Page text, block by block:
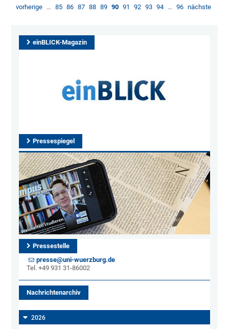
vorherige … 85 86 87 88 89 90 91 92 93 94 … 96 nächste
einBLICK-Magazin
Pressespiegel
Pressestelle
presse@uni-wuerzburg.de
Tel. +49 931 31-86002
Nachrichtenarchiv
2026